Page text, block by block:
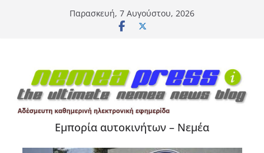
Παρασκευή, 7 Αυγούστου, 2026
Εμπορία αυτοκινήτων – Νεμέα